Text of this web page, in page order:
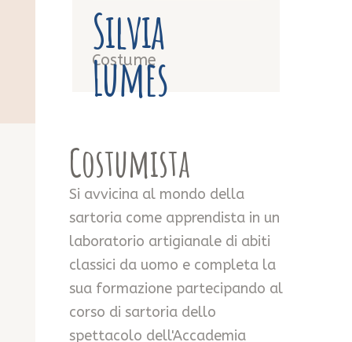
Silvia
Lumes
Costume
Costumista
Si avvicina al mondo della
sartoria come apprendista in un
laboratorio artigianale di abiti
classici da uomo e completa la
sua formazione partecipando al
corso di sartoria dello
spettacolo dell'Accademia